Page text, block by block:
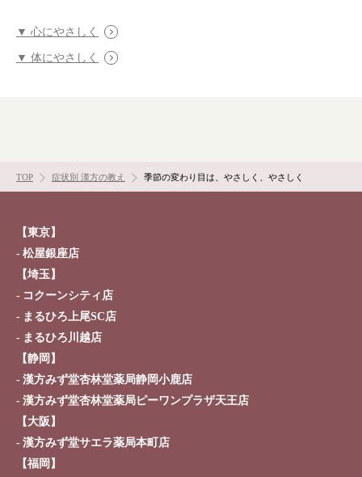
▼ 心にやさしく
▼ 体にやさしく
TOP 症状別 漢方の教え 季節の変わり目は、やさしく、やさしく
【東京】
松屋銀座店
【埼玉】
コクーンシティ店
まるひろ上尾SC店
まるひろ川越店
【静岡】
漢方みず堂杏林堂薬局静岡小鹿店
漢方みず堂杏林堂薬局ピーワンプラザ天王店
【大阪】
漢方みず堂サエラ薬局本町店
【福岡】